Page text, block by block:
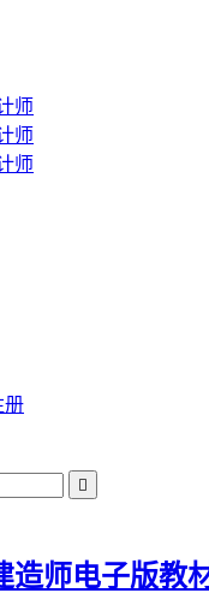
师
师
师
册

造师电子版教